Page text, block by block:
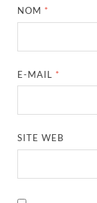
NOM *
E-MAIL *
SITE WEB